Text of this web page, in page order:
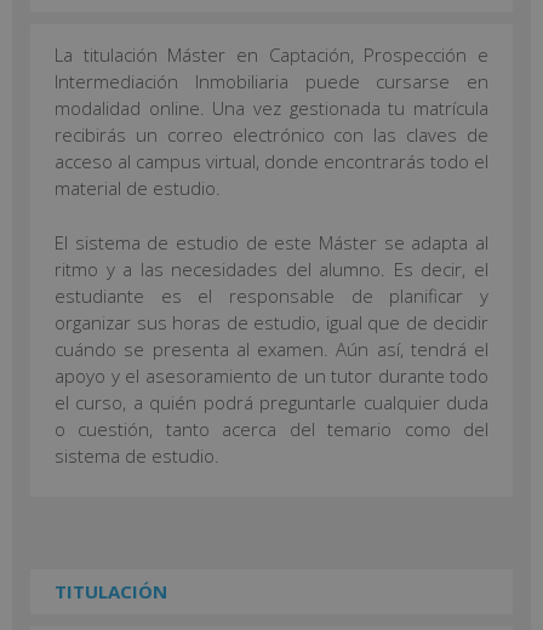
La titulación Máster en Captación, Prospección e
Intermediación Inmobiliaria puede cursarse en
modalidad online. Una vez gestionada tu matrícula
recibirás un correo electrónico con las claves de
acceso al campus virtual, donde encontrarás todo el
material de estudio.
El sistema de estudio de este Máster se adapta al
ritmo y a las necesidades del alumno. Es decir, el
estudiante es el responsable de planificar y
organizar sus horas de estudio, igual que de decidir
cuándo se presenta al examen. Aún así, tendrá el
apoyo y el asesoramiento de un tutor durante todo
el curso, a quién podrá preguntarle cualquier duda
o cuestión, tanto acerca del temario como del
sistema de estudio.
TITULACIÓN